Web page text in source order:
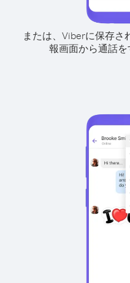
または、Viberに保存さ
報画面から通話を